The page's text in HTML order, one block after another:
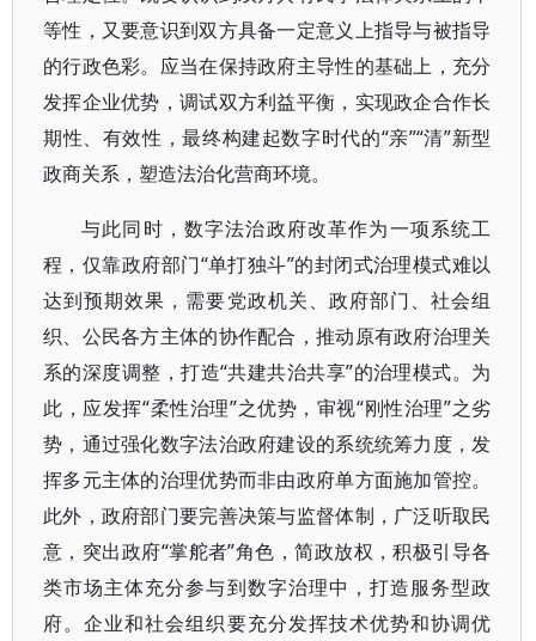
等性，又要意识到双方具备一定意义上指导与被指导
的行政色彩。应当在保持政府主导性的基础上，充分
发挥企业优势，调试双方利益平衡，实现政企合作长
期性、有效性，最终构建起数字时代的“亲”“清”新型
政商关系，塑造法治化营商环境。
与此同时，数字法治政府改革作为一项系统工
程，仅靠政府部门“单打独斗”的封闭式治理模式难以
达到预期效果，需要党政机关、政府部门、社会组
织、公民各方主体的协作配合，推动原有政府治理关
系的深度调整，打造“共建共治共享”的治理模式。为
此，应发挥“柔性治理”之优势，审视“刚性治理”之劣
势，通过强化数字法治政府建设的系统统筹力度，发
挥多元主体的治理优势而非由政府单方面施加管控。
此外，政府部门要完善决策与监督体制，广泛听取民
意，突出政府“掌舵者”角色，简政放权，积极引导各
类市场主体充分参与到数字治理中，打造服务型政
府。企业和社会组织要充分发挥技术优势和协调优